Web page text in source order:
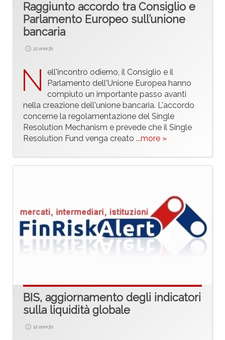
Raggiunto accordo tra Consiglio e
Parlamento Europeo sull’unione
bancaria
12 anni fa
N
ell'incontro odierno, il Consiglio e il
Parlamento dell'Unione Europea hanno
compiuto un importante passo avanti
nella creazione dell'unione bancaria. L'accordo
concerne la regolamentazione del Single
Resolution Mechanism e prevede che il Single
Resolution Fund venga creato ...more »
BIS, aggiornamento degli indicatori
sulla liquidità globale
12 anni fa